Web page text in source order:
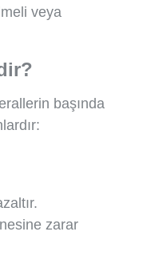
veya
başında
zarar